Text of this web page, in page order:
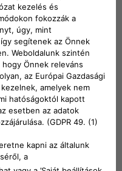
százalékkal csökkentek
a modell az első helyen
Belgiumban és
legnépszerűbb tagja
portugál és lengyel
helyén zárta az évet.
ezer példányban talált
szempontok egyre